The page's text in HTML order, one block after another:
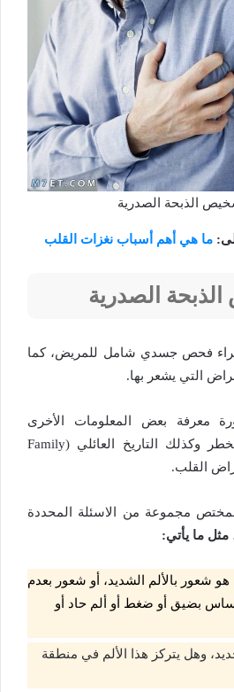
الذبحة الصدرية
ما هي أهم أسباب نغزات القلب
الصدرية
فحص جسدي شامل للمريض، كما
التي يشعر بها.
معرفة بعض المعلومات الأخرى
للمريض، مثل عوامل الخطر وكذلك التاريخ العائلي (Family
مجموعة من الاسئلة المحددة
مثل ما يأتي:
شعور بالألم الشديد، أو شعور بعدم
بضيق أو ضغط أو ألم حاد أو
وهل يتركز هذا الألم في منطقة